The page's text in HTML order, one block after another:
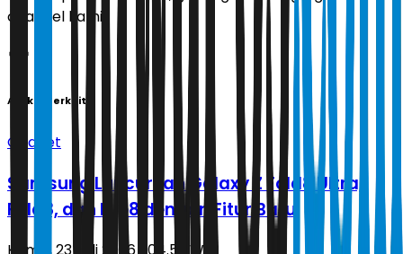
channel kami!
Artikel Terkait
Gadget
Samsung Luncurkan Galaxy Z Fold8 Ultra,
Fold8, dan Flip8 dengan Fitur Baru